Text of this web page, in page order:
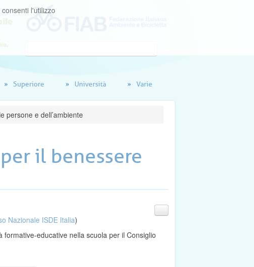
l'utilizzo
Superiore Università Varie
persone e dell’ambiente
il benessere
Nazionale ISDE Italia)
educative nella scuola per il Consiglio